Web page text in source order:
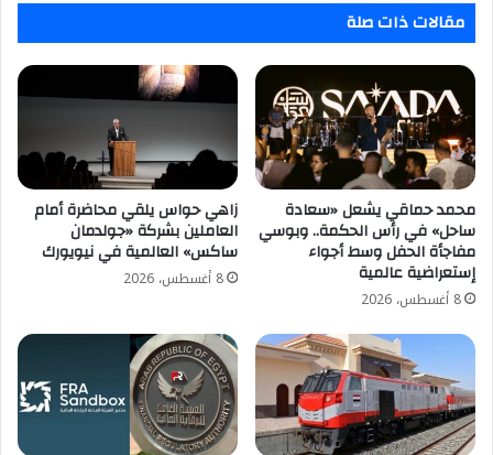
القاهرة
مقالات ذات صلة
محمد حماقي يشعل «سعادة
ساحل» في رأس الحكمة.. وبوسي
مفاجأة الحفل وسط أجواء
إستعراضية عالمية
8 أغسطس، 2026
زاهي حواس يلقي محاضرة أمام
العاملين بشركة «جولدمان
ساكس» العالمية في نيويورك
8 أغسطس، 2026